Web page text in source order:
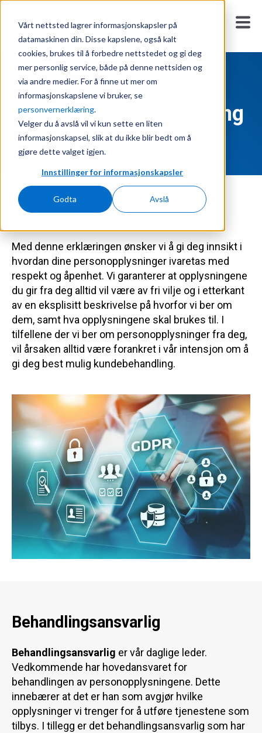
Vårt nettsted lagrer informasjonskapsler på
datamaskinen din. Disse kapslene, også kalt
cookies, brukes til å forbedre nettstedet og gi deg
mer personlig service, både på denne nettsiden og
via andre medier. For å finne ut mer om
informasjonskapslene vi bruker, se
personvernerklæring.
Velger du å avslå vil vi kun sette en liten
informasjonskapsel, slik at du ikke blir bedt om å
gjøre dette valget igjen.
Innstillinger for informasjonskapsler
Godta Avslå
Vår personvernerklæring
Personvernerklæring
Med denne erklæringen ønsker vi å gi deg innsikt i
hvordan dine personopplysninger ivaretas med
respekt og åpenhet. Vi garanterer at opplysningene
du gir fra deg alltid vil være av fri vilje og i etterkant
av en eksplisitt beskrivelse på hvorfor vi ber om
dem, samt hva opplysningene skal brukes til. I
tilfellene der vi ber om personopplysninger fra deg,
vil årsaken alltid være forankret i vår intensjon om å
gi deg best mulig kundebehandling.
Behandlingsansvarlig
Behandlingsansvarlig er vår daglige leder.
Vedkommende har hovedansvaret for
behandlingen av personopplysningene. Dette
innebærer at det er han som avgjør hvilke
opplysninger vi trenger for å utføre tjenestene som
tilbys. I tillegg er det behandlingsansvarlig som har